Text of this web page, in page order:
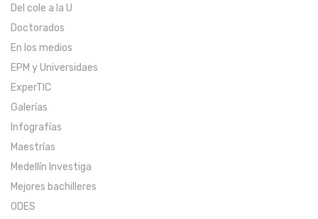
Del cole a la U
Doctorados
En los medios
EPM y Universidaes
ExperTIC
Galerías
Infografías
Maestrías
Medellín Investiga
Mejores bachilleres
ODES